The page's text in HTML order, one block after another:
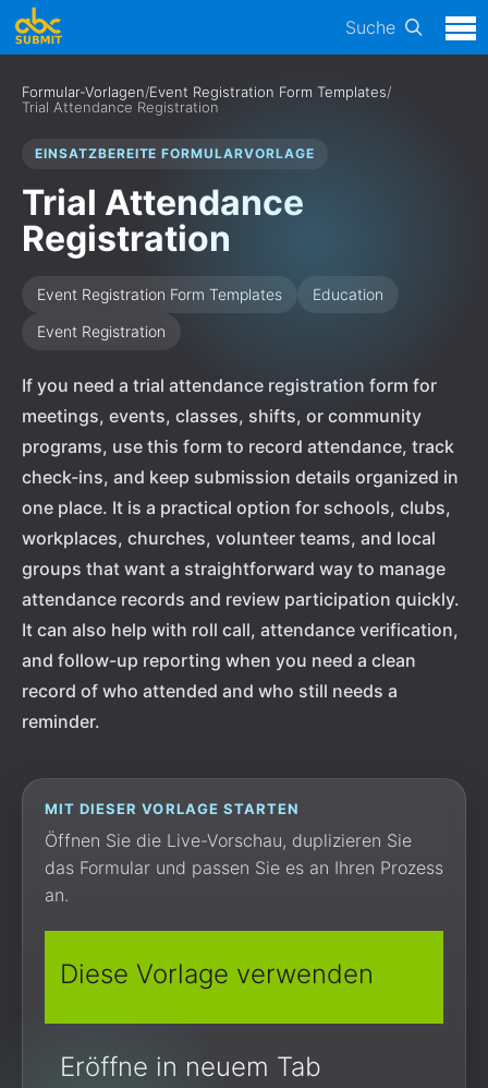
Suche
Formular-Vorlagen/Event Registration Form Templates/
Trial Attendance Registration
EINSATZBEREITE FORMULARVORLAGE
Trial Attendance
Registration
Event Registration Form Templates
Education
Event Registration
If you need a trial attendance registration form for
meetings, events, classes, shifts, or community
programs, use this form to record attendance, track
check-ins, and keep submission details organized in
one place. It is a practical option for schools, clubs,
workplaces, churches, volunteer teams, and local
groups that want a straightforward way to manage
attendance records and review participation quickly.
It can also help with roll call, attendance verification,
and follow-up reporting when you need a clean
record of who attended and who still needs a
reminder.
MIT DIESER VORLAGE STARTEN
Öffnen Sie die Live-Vorschau, duplizieren Sie
das Formular und passen Sie es an Ihren Prozess
an.
Diese Vorlage verwenden
Eröffne in neuem Tab